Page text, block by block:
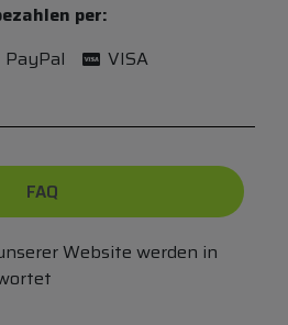
per:
PayPal
VISA
FAQ
Website werden in